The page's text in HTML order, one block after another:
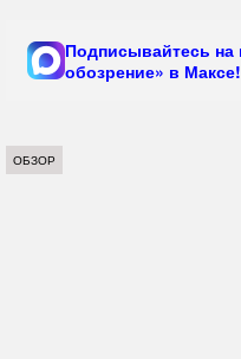
Подписывайтесь на
обозрение» в Максе!
ОБЗОР